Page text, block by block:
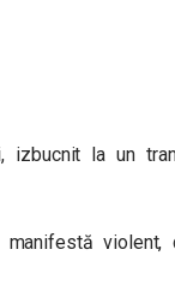
izbucnit la un
violent,